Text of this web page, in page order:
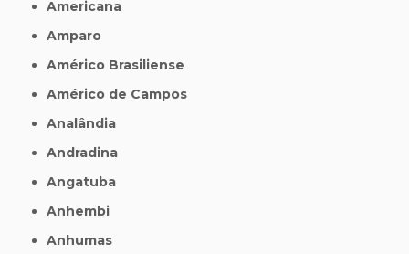
Americana
Amparo
Américo Brasiliense
Américo de Campos
Analândia
Andradina
Angatuba
Anhembi
Anhumas